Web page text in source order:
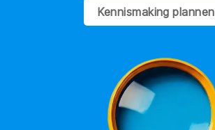
Kennismaking plannen